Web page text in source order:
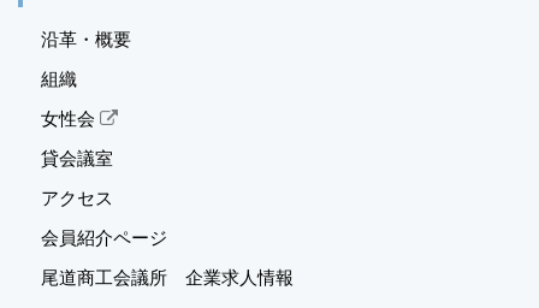
沿革・概要
組織
女性会
貸会議室
アクセス
会員紹介ページ
尾道商工会議所 企業求人情報